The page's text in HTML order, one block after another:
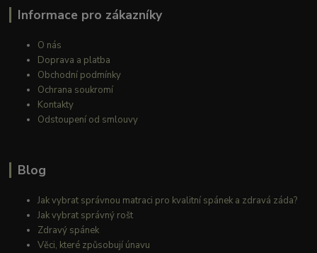
Informace pro zákazníky
O nás
Doprava a platba
Obchodní podmínky
Ochrana soukromí
Kontakty
Odstoupení od smlouvy
Blog
Jak vybrat správnou matraci pro kvalitní spánek a zdravá záda?
Jak vybrat správný rošt
Zdravý spánek
Věci, které způsobují únavu